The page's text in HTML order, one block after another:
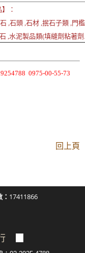
：
,石頭 ,石材 ,抿石子類 ,門
,水泥製品類(填縫劑粘著劑
0975-00-55-73
回上頁
17411866